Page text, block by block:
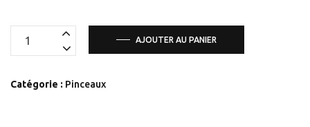
quantité
for
AJOUTER AU PANIER
Catégorie : Pinceaux